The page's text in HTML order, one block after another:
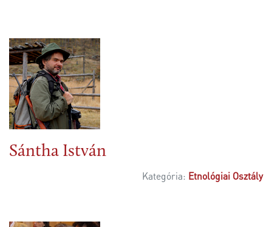
Sántha István
Kategória: Etnológiai Osztály